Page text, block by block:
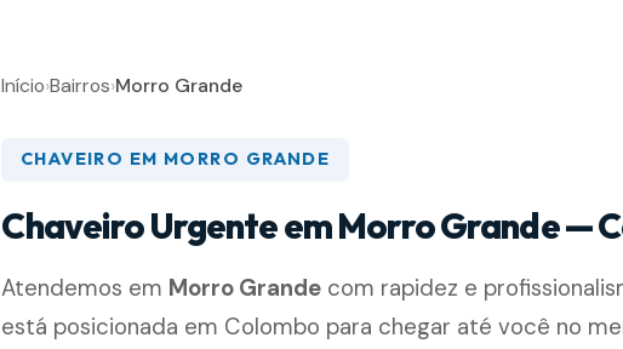
Início›Bairros›Morro Grande
CHAVEIRO EM MORRO GRANDE
Chaveiro Urgente em Morro Grande —
Atendemos em Morro Grande com rapidez e
está posicionada em Colombo para chegar até você no